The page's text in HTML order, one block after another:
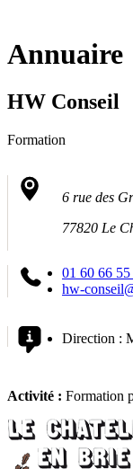
Annuaire
HW Conseil
Formation
6 rue des
77820 Le
01 60 66 55
hw-
Direction :
Activité : Formation